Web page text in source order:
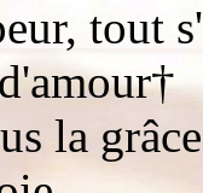
tout
la